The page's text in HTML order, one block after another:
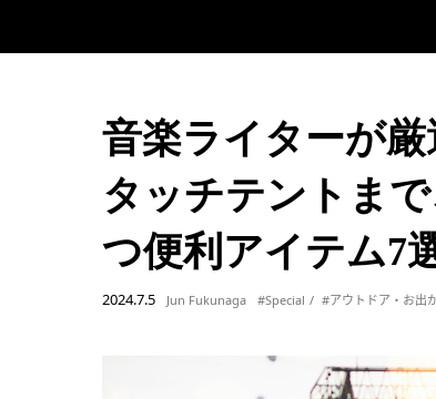
音楽ライターが
タッチテントま
つ便利アイテム7
2024.7.5 Jun Fukunaga #Special #アウトドア・お出